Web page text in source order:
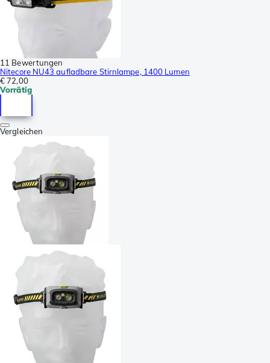
11 Bewertungen
Nitecore NU43 aufladbare Stirnlampe, 1400 Lumen
€ 72,00
Vorrätig
Vergleichen